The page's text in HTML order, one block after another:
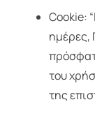
Cookie:
ημέρες,
του
της